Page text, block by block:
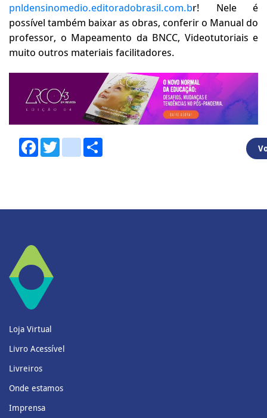
pnldensinomedio.editoradobrasil.com.br! Nele é
possível também baixar as obras, conferir o Manual do
professor, o Mapeamento da BNCC, Videotutoriais e
muito outros materiais facilitadores.
FacebookTwitteryoutube
Loja Virtual
Livro Acessível
Livreiros
Onde estamos
Imprensa